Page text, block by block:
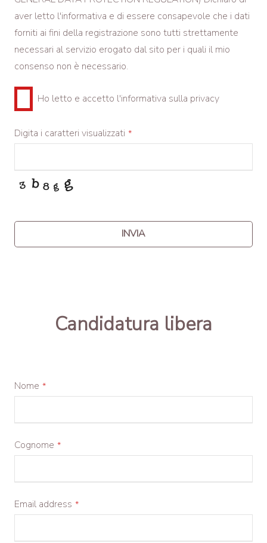
aver letto l'informativa e di essere consapevole che i dati
forniti ai fini della registrazione sono tutti strettamente
necessari al servizio erogato dal sito per i quali il mio
consenso non è necessario.
Ho letto e accetto l'informativa sulla privacy
Digita i caratteri visualizzati *
INVIA
Candidatura libera
Nome *
Cognome *
Email address *